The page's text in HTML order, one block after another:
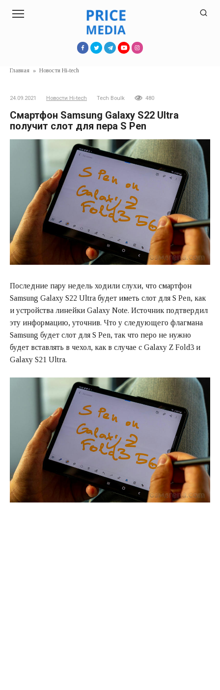
Главная » Новости Hi-tech
24.09.2021 Новости Hi-tech Tech Boulk 480
Смартфон Samsung Galaxy S22 Ultra
получит слот для пера S Pen
Последние пару недель ходили слухи, что смартфон
Samsung Galaxy S22 Ultra будет иметь слот для S Pen, как
и устройства линейки Galaxy Note. Источник подтвердил
эту информацию, уточнив. Что у следующего флагмана
Samsung будет слот для S Pen, так что перо не нужно
будет вставлять в чехол, как в случае с Galaxy Z Fold3 и
Galaxy S21 Ultra.